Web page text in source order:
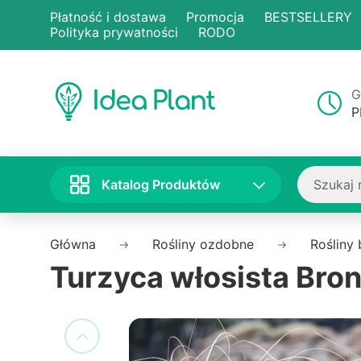
Płatność i dostawa Promocja
BESTSELLERY
Polityka prywatności
RODO
Katalog Produktów
Główna Rośliny ozdobne Rośliny
Turzyca włosista